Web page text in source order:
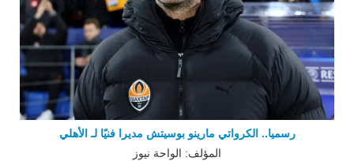
رسميا.. الكرواتي مارينو بوسيتش مديرا فنيًا لـ الأهلي
المؤلف: الواحة نيوز